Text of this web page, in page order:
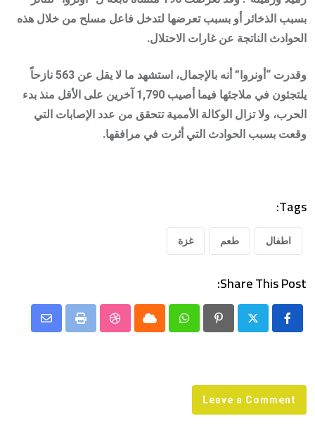
بسبب الذخائر أو بسبب تعرضها لتدخل فاعل مسلح من خلال هذه
الحوادث الناتجة عن غارات الاحتلال.
وقدرت “أونروا” أنه بالإجمال، استشهد ما لا يقل عن 563 نازحاً
يلتجئون في ملاجئها فيما أصيب 1,790 آخرين على الأقل منذ بدء
الحرب، ولا تزال الوكالة الأممية تتحقق من عدد الإصابات التي
وقعت بسبب الحوادث التي أثرت في مرافقها.
Tags:
اطفال طعم غزة
Share This Post:
Pinterest
Whatsapp
Cloud
StumbleUpon
Print
Share
Leave a Comment